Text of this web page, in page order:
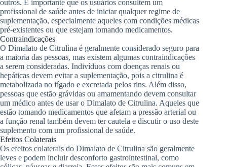
outros. É importante que os usuários consultem um
profissional de saúde antes de iniciar qualquer regime de
suplementação, especialmente aqueles com condições médicas
pré-existentes ou que estejam tomando medicamentos.
Contraindicações
O Dimalato de Citrulina é geralmente considerado seguro para
a maioria das pessoas, mas existem algumas contraindicações
a serem consideradas. Indivíduos com doenças renais ou
hepáticas devem evitar a suplementação, pois a citrulina é
metabolizada no fígado e excretada pelos rins. Além disso,
pessoas que estão grávidas ou amamentando devem consultar
um médico antes de usar o Dimalato de Citrulina. Aqueles que
estão tomando medicamentos que afetam a pressão arterial ou
a função renal também devem ter cautela e discutir o uso deste
suplemento com um profissional de saúde.
Efeitos Colaterais
Os efeitos colaterais do Dimalato de Citrulina são geralmente
leves e podem incluir desconforto gastrointestinal, como